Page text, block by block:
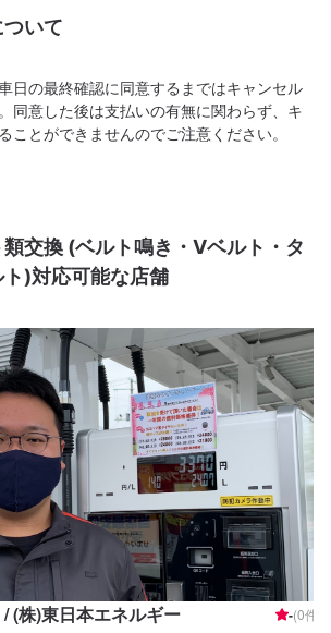
いて
日の最終確認に同意するまではキャンセル
同意した後は支払いの有無に関わらず、キ
ことができませんのでご注意ください。
交換 (ベルト鳴き・Vベルト・タ
)対応可能な店舗
(株)東日本エネルギー -(0件)